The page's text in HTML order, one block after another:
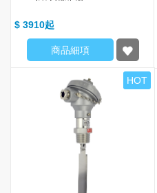
$ 3910
商品細項
HOT